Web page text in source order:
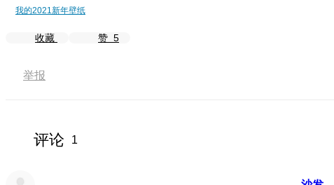
我的2021新年壁纸
收藏 赞 5
举报
评论 1